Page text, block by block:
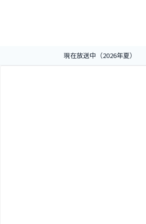
現在放送中（2026年夏）